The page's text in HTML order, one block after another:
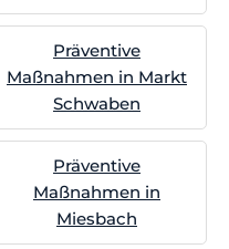
Präventive
Maßnahmen in Markt
Schwaben
Präventive
Maßnahmen in
Miesbach